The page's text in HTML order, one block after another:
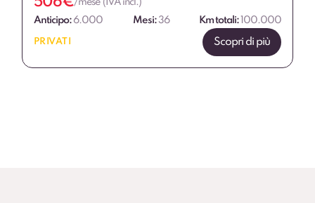
/mese (IVA incl.)
Anticipo:6.000 Mesi:36 Km totali: 100.000
PRIVATI Scopri di più